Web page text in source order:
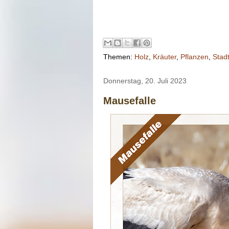
Themen: Holz Kräuter, Pflanzen Stadt
Donnerstag, 20. Juli 2023
Mausefalle